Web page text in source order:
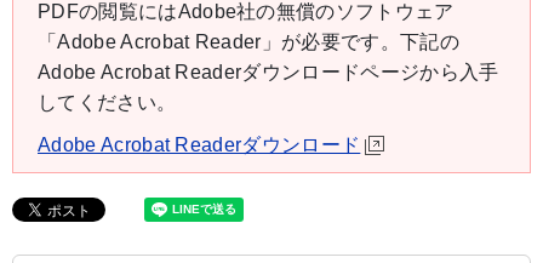
PDFの閲覧にはAdobe社の無償のソフトウェア
「Adobe Acrobat Reader」が必要です。下記の
Adobe Acrobat Readerダウンロードページから入手
してください。
Adobe Acrobat Readerダウンロード